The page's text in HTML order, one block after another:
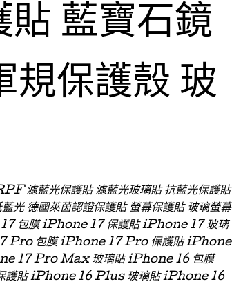
貼 藍寶石鏡
規保護殼 玻
濾藍光保護貼 濾藍光玻璃貼 抗藍光保護貼
光 德國萊茵認證保護貼 螢幕保護貼 玻璃螢幕
17 包膜 iPhone 17 保護貼 iPhone 17 玻璃
Pro 包膜 iPhone 17 Pro 保護貼 iPhone
17 Pro Max 玻璃貼 iPhone 16 包膜
貼 iPhone 16 Plus 玻璃貼 iPhone 16